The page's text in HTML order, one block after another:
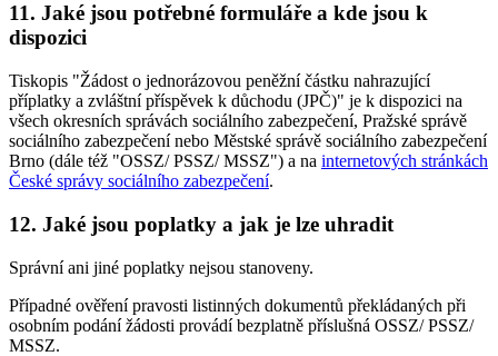
11. Jaké jsou potřebné formuláře a kde jsou k
dispozici
Tiskopis "Žádost o jednorázovou peněžní částku nahrazující
příplatky a zvláštní příspěvek k důchodu (JPČ)" je k dispozici na
všech okresních správách sociálního zabezpečení, Pražské správě
sociálního zabezpečení nebo Městské správě sociálního zabezpečení
Brno (dále též "OSSZ/ PSSZ/ MSSZ") a na internetových stránkách
České správy sociálního zabezpečení.
12. Jaké jsou poplatky a jak je lze uhradit
Správní ani jiné poplatky nejsou stanoveny.
Případné ověření pravosti listinných dokumentů překládaných při
osobním podání žádosti provádí bezplatně příslušná OSSZ/ PSSZ/
MSSZ.